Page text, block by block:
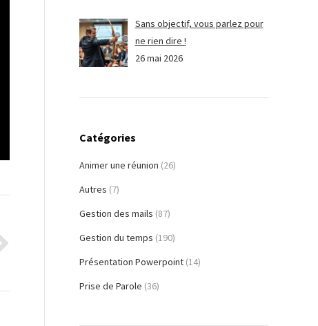
Sans objectif, vous parlez pour
ne rien dire !
26 mai 2026
Catégories
Animer une réunion (26)
Autres (7)
Gestion des mails (87)
Gestion du temps (190)
Présentation Powerpoint (14)
Prise de Parole (36)